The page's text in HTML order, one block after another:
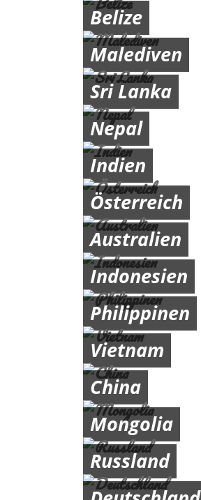
Belize
Malediven
Sri Lanka
Nepal
Indien
Österreich
Australien
Indonesien
Philippinen
Vietnam
China
Mongolia
Russland